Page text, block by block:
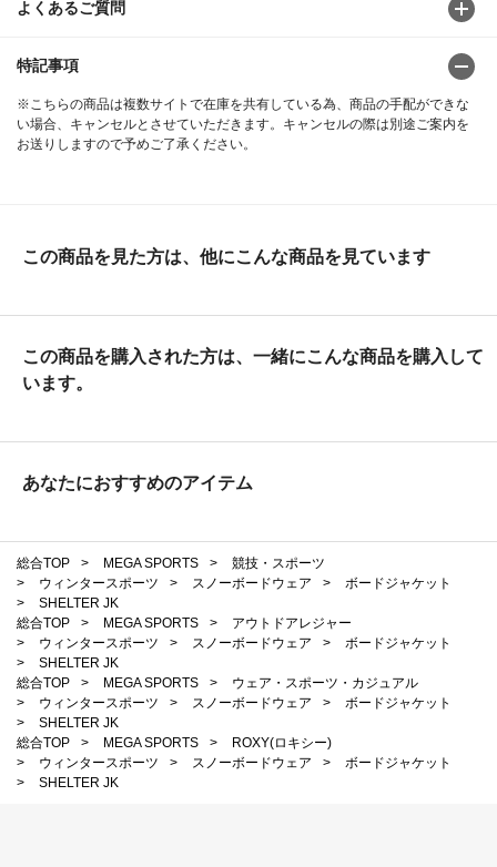
よくあるご質問
特記事項
※こちらの商品は複数サイトで在庫を共有している為、商品の手配ができな
い場合、キャンセルとさせていただきます。キャンセルの際は別途ご案内を
お送りしますので予めご了承ください。
この商品を見た方は、他にこんな商品を見ています
この商品を購入された方は、一緒にこんな商品を購入して
います。
あなたにおすすめのアイテム
総合TOP > MEGA SPORTS >
競技・スポーツ
>
ウィンタースポーツ > スノーボードウェア >
ボードジャケット
>
SHELTER JK
総合TOP
> MEGA SPORTS >
アウトドアレジャー
>
ウィンタースポーツ > スノーボードウェア >
ボードジャケット
>
SHELTER JK
総合TOP
> MEGA SPORTS >
ウェア・スポーツ・カジュアル
>
ウィンタースポーツ > スノーボードウェア >
ボードジャケット
>
SHELTER JK
総合TOP
> MEGA SPORTS >
ROXY(ロキシー)
>
ウィンタースポーツ > スノーボードウェア >
ボードジャケット
>
SHELTER JK